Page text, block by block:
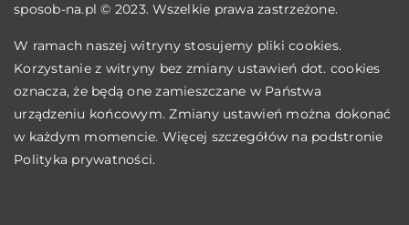
sposob-na.pl © 2023. Wszelkie prawa zastrzeżone.
W ramach naszej witryny stosujemy pliki cookies.
Korzystanie z witryny bez zmiany ustawień dot. cookies
oznacza, że będą one zamieszczane w Państwa
urządzeniu końcowym. Zmiany ustawień można dokonać
w każdym momencie. Więcej szczegółów na podstronie
Polityka prywatności.